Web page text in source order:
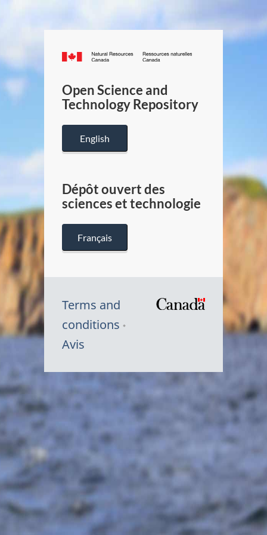
Canada.ca
/
Canada
Open Science and
Technology Repository
English
Dépôt ouvert des
sciences et technologie
Français
Terms and
conditions
Avis
Symbole
Canada